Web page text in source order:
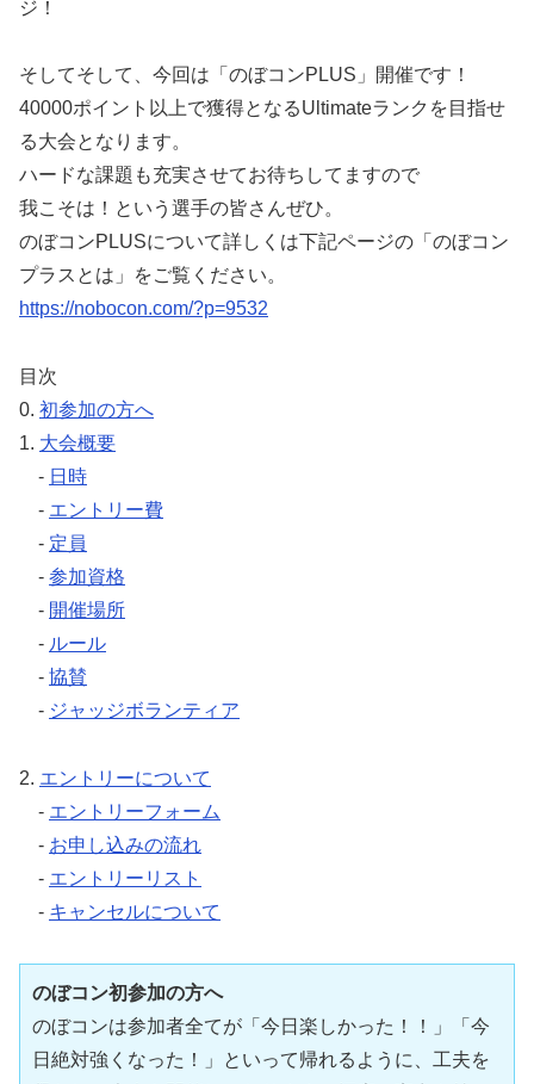
ジ！
そしてそして、今回は「のぼコンPLUS」開催です！
40000ポイント以上で獲得となるUltimateランクを目指せ
る大会となります。
ハードな課題も充実させてお待ちしてますので
我こそは！という選手の皆さんぜひ。
のぼコンPLUSについて詳しくは下記ページの「のぼコン
プラスとは」をご覧ください。
https://nobocon.com/?p=9532
目次
0. 初参加の方へ
1. 大会概要
- 日時
- エントリー費
- 定員
- 参加資格
- 開催場所
- ルール
- 協賛
- ジャッジボランティア
2. エントリーについて
- エントリーフォーム
- お申し込みの流れ
- エントリーリスト
- キャンセルについて
のぼコン初参加の方へ
のぼコンは参加者全てが「今日楽しかった！！」「今
日絶対強くなった！」といって帰れるように、工夫を